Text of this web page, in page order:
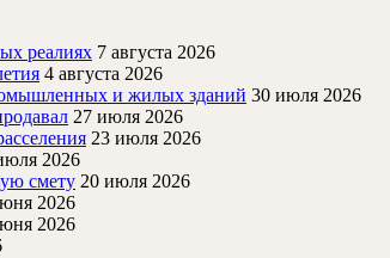
реалиях 7 августа 2026
4 августа 2026
и жилых зданий 30 июля 2026
27 июля 2026
23 июля 2026
2026
смету 20 июля 2026
2026
2026